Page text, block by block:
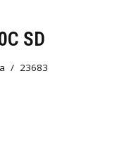
SD
23683